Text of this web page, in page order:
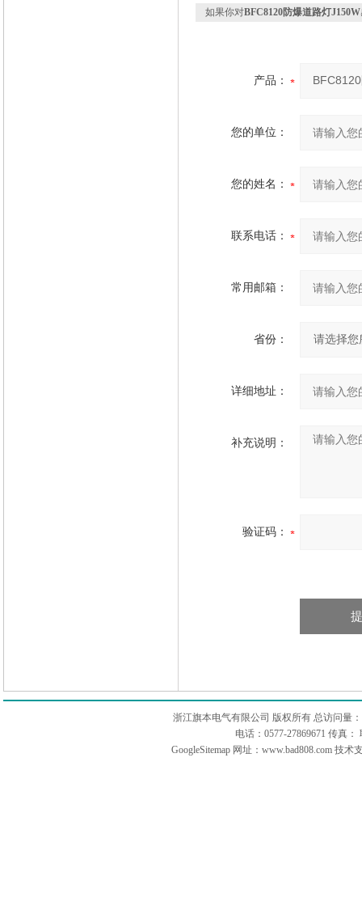
如果你对BFC8120防爆道路灯J150W
产品：
您的单位：
您的姓名：
联系电话：
常用邮箱：
省份：
详细地址：
补充说明：
验证码：
浙江旗本电气有限公司 版权所有 总访问量：
电话：0577-27869671 传真
GoogleSitemap 网址：www.bad808.com 技